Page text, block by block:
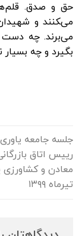
حق و صدق.
می‌‍کنند و
می‌برند. چه دست
بگیرد و چه
جلسه جامعه
رييس اتاق
تیرماه ۱۳۹۹